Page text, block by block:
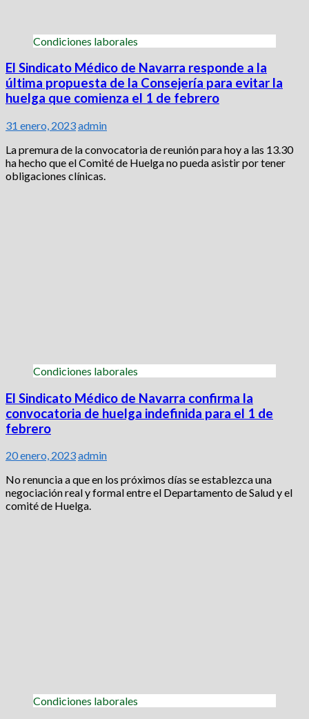
Condiciones laborales
El Sindicato Médico de Navarra responde a la
última propuesta de la Consejería para evitar la
huelga que comienza el 1 de febrero
31 enero, 2023admin
La premura de la convocatoria de reunión para hoy a las 13.30
ha hecho que el Comité de Huelga no pueda asistir por tener
obligaciones clínicas.
Condiciones laborales
El Sindicato Médico de Navarra confirma la
convocatoria de huelga indefinida para el 1 de
febrero
20 enero, 2023admin
No renuncia a que en los próximos días se establezca una
negociación real y formal entre el Departamento de Salud y el
comité de Huelga.
Condiciones laborales